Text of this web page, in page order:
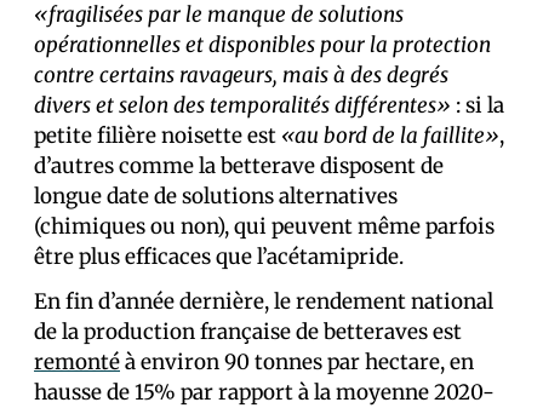
«fragilisées par le manque de solutions
opérationnelles et disponibles pour la protection
contre certains ravageurs, mais à des degrés
divers et selon des temporalités différentes» : si la
petite filière noisette est «au bord de la faillite»,
d’autres comme la betterave disposent de
longue date de solutions alternatives
(chimiques ou non), qui peuvent même parfois
être plus efficaces que l’acétamipride.
En fin d’année dernière, le rendement national
de la production française de betteraves est
remontéà environ 90 tonnes par hectare, en
hausse de 15% par rapport à la moyenne 2020-